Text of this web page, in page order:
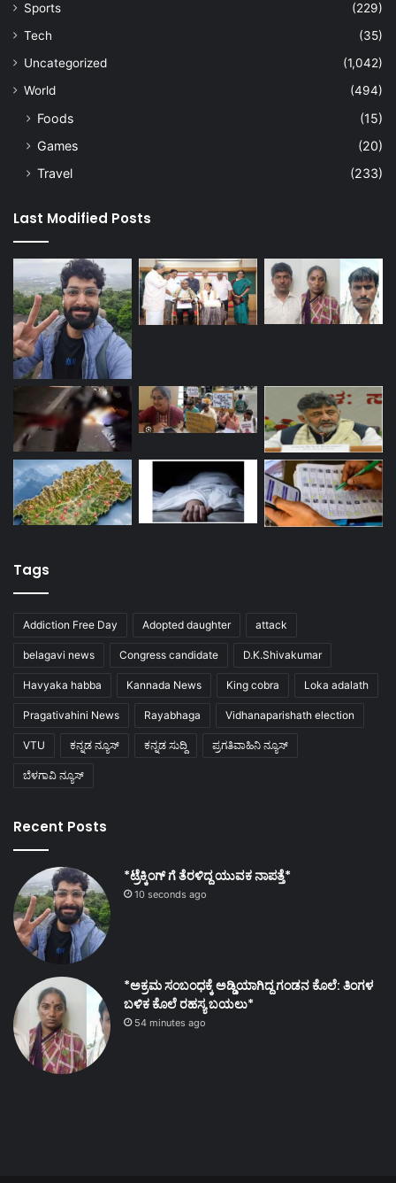
Sports
(229)
Tech
(35)
Uncategorized
(1,042)
World
(494)
Foods
(15)
Games
(20)
Travel
(233)
Last Modified Posts
Tags
Addiction Free Day Adopted daughter attack
belagavi news Congress candidate D.K.Shivakumar
Havyaka habba Kannada News King cobra Loka adalath
Pragativahini News Rayabhaga Vidhanaparishath election
VTU ಕನ್ನಡ ನ್ಯೂಸ್ ಕನ್ನಡ ಸುದ್ದಿ ಪ್ರಗತಿವಾಹಿನಿ ನ್ಯೂಸ್
ಬೆಳಗಾವಿ ನ್ಯೂಸ್
Recent Posts
*ಟ್ರೆಕ್ಕಿಂಗ್ ಗೆ ತೆರಳಿದ್ದ ಯುವಕ ನಾಪತ್ತೆ*
10 seconds ago
*ಅಕ್ರಮ ಸಂಬಂಧಕ್ಕೆ ಅಡ್ಡಿಯಾಗಿದ್ದ ಗಂಡನ ಕೊಲೆ: ತಿಂಗಳ
ಬಳಿಕ ಕೊಲೆ ರಹಸ್ಯ ಬಯಲು*
54 minutes ago